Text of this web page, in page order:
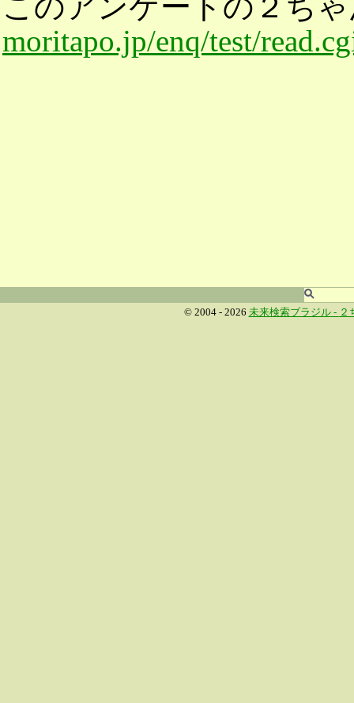
このアンケートの２ち
moritapo.jp/enq/test/
© 2004 - 2026 未来検索ブラジル - ２